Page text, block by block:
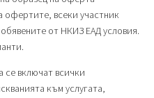
всеки участник
от НКИЗ ЕАД условия.
се включат всички
към услугата,